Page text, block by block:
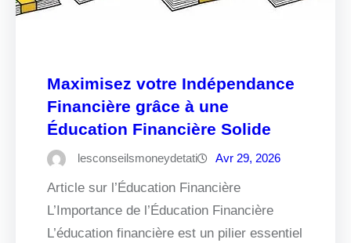
Maximisez votre Indépendance
Financière grâce à une
Éducation Financière Solide
lesconseilsmoneydetati Avr 29, 2026
Article sur l’Éducation Financière
L’Importance de l’Éducation Financière
L’éducation financière est un pilier essentiel